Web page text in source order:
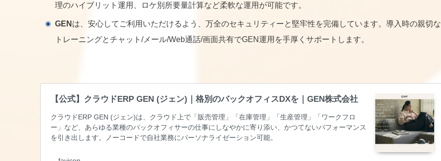
理のハイブリット運用、ロケ別所要量計算など柔軟な運用が可能です。
GEN は、安心してご利用いただけるよう、万全のセキュリティーと堅牢性を完備しています。導入時の親切な
トレーニングとチャット/メール/Web通話/画面共有でGEN運用を手厚くサポートします。
【公式】クラウドERP GEN (ジェン)｜格別のバックオフィスDXを｜GEN株式会社
クラウドERP GEN (ジェン)は、クラウド上で「販売管理」「在庫管理」「生産管理」「ワークフロ
ー」など、あらゆる業種のバックオフィサーの仕事にしなやかに寄り添い、かつてないパフォーマンス
を引き出します。ノーコードで自社業務にパーソナライゼーション可能。